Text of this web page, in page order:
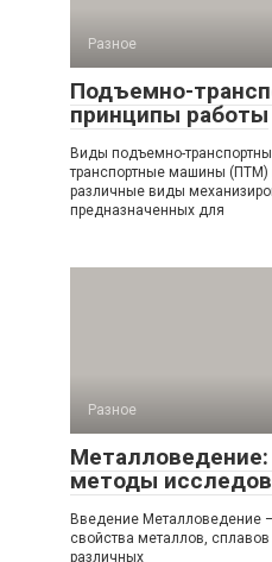
Разное
Подъемно-
принципы работы
Виды подъемно-
транспортные машины (ПТМ)
различные виды
предназначенных для
Разное
методы
Введение Металловедение
свойства металлов,
различных